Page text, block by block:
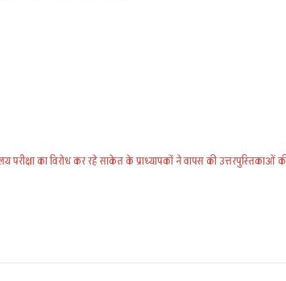
परीक्षा का विरोध कर रहे साकेत के प्राध्यापकों ने वापस की उत्तरपुस्तिकाओं